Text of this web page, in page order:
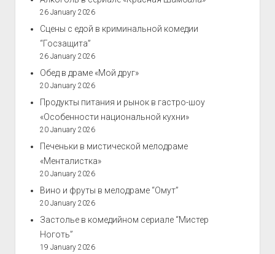
26 January 2026
Сцены с едой в криминальной комедии
“Госзащита”
26 January 2026
Обед в драме «Мой друг»
20 January 2026
Продукты питания и рынок в гастро-шоу
«Особенности национальной кухни»
20 January 2026
Печеньки в мистической мелодраме
«Менталистка»
20 January 2026
Вино и фруты в мелодраме “Омут”
20 January 2026
Застолье в комедийном сериале “Мистер
Ноготь”
19 January 2026